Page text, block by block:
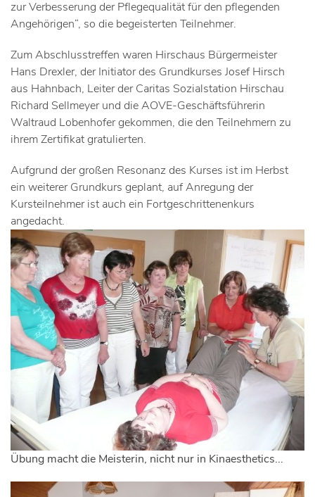
zur Verbesserung der Pflegequalität für den pflegenden
Angehörigen“, so die begeisterten Teilnehmer.
Zum Abschlusstreffen waren Hirschaus Bürgermeister
Hans Drexler, der Initiator des Grundkurses Josef Hirsch
aus Hahnbach, Leiter der Caritas Sozialstation Hirschau
Richard Sellmeyer und die AOVE-Geschäftsführerin
Waltraud Lobenhofer gekommen, die den Teilnehmern zu
ihrem Zertifikat gratulierten.
Aufgrund der großen Resonanz des Kurses ist im Herbst
ein weiterer Grundkurs geplant, auf Anregung der
Kursteilnehmer ist auch ein Fortgeschrittenenkurs
angedacht.
Übung macht die Meisterin, nicht nur in Kinaesthetics...